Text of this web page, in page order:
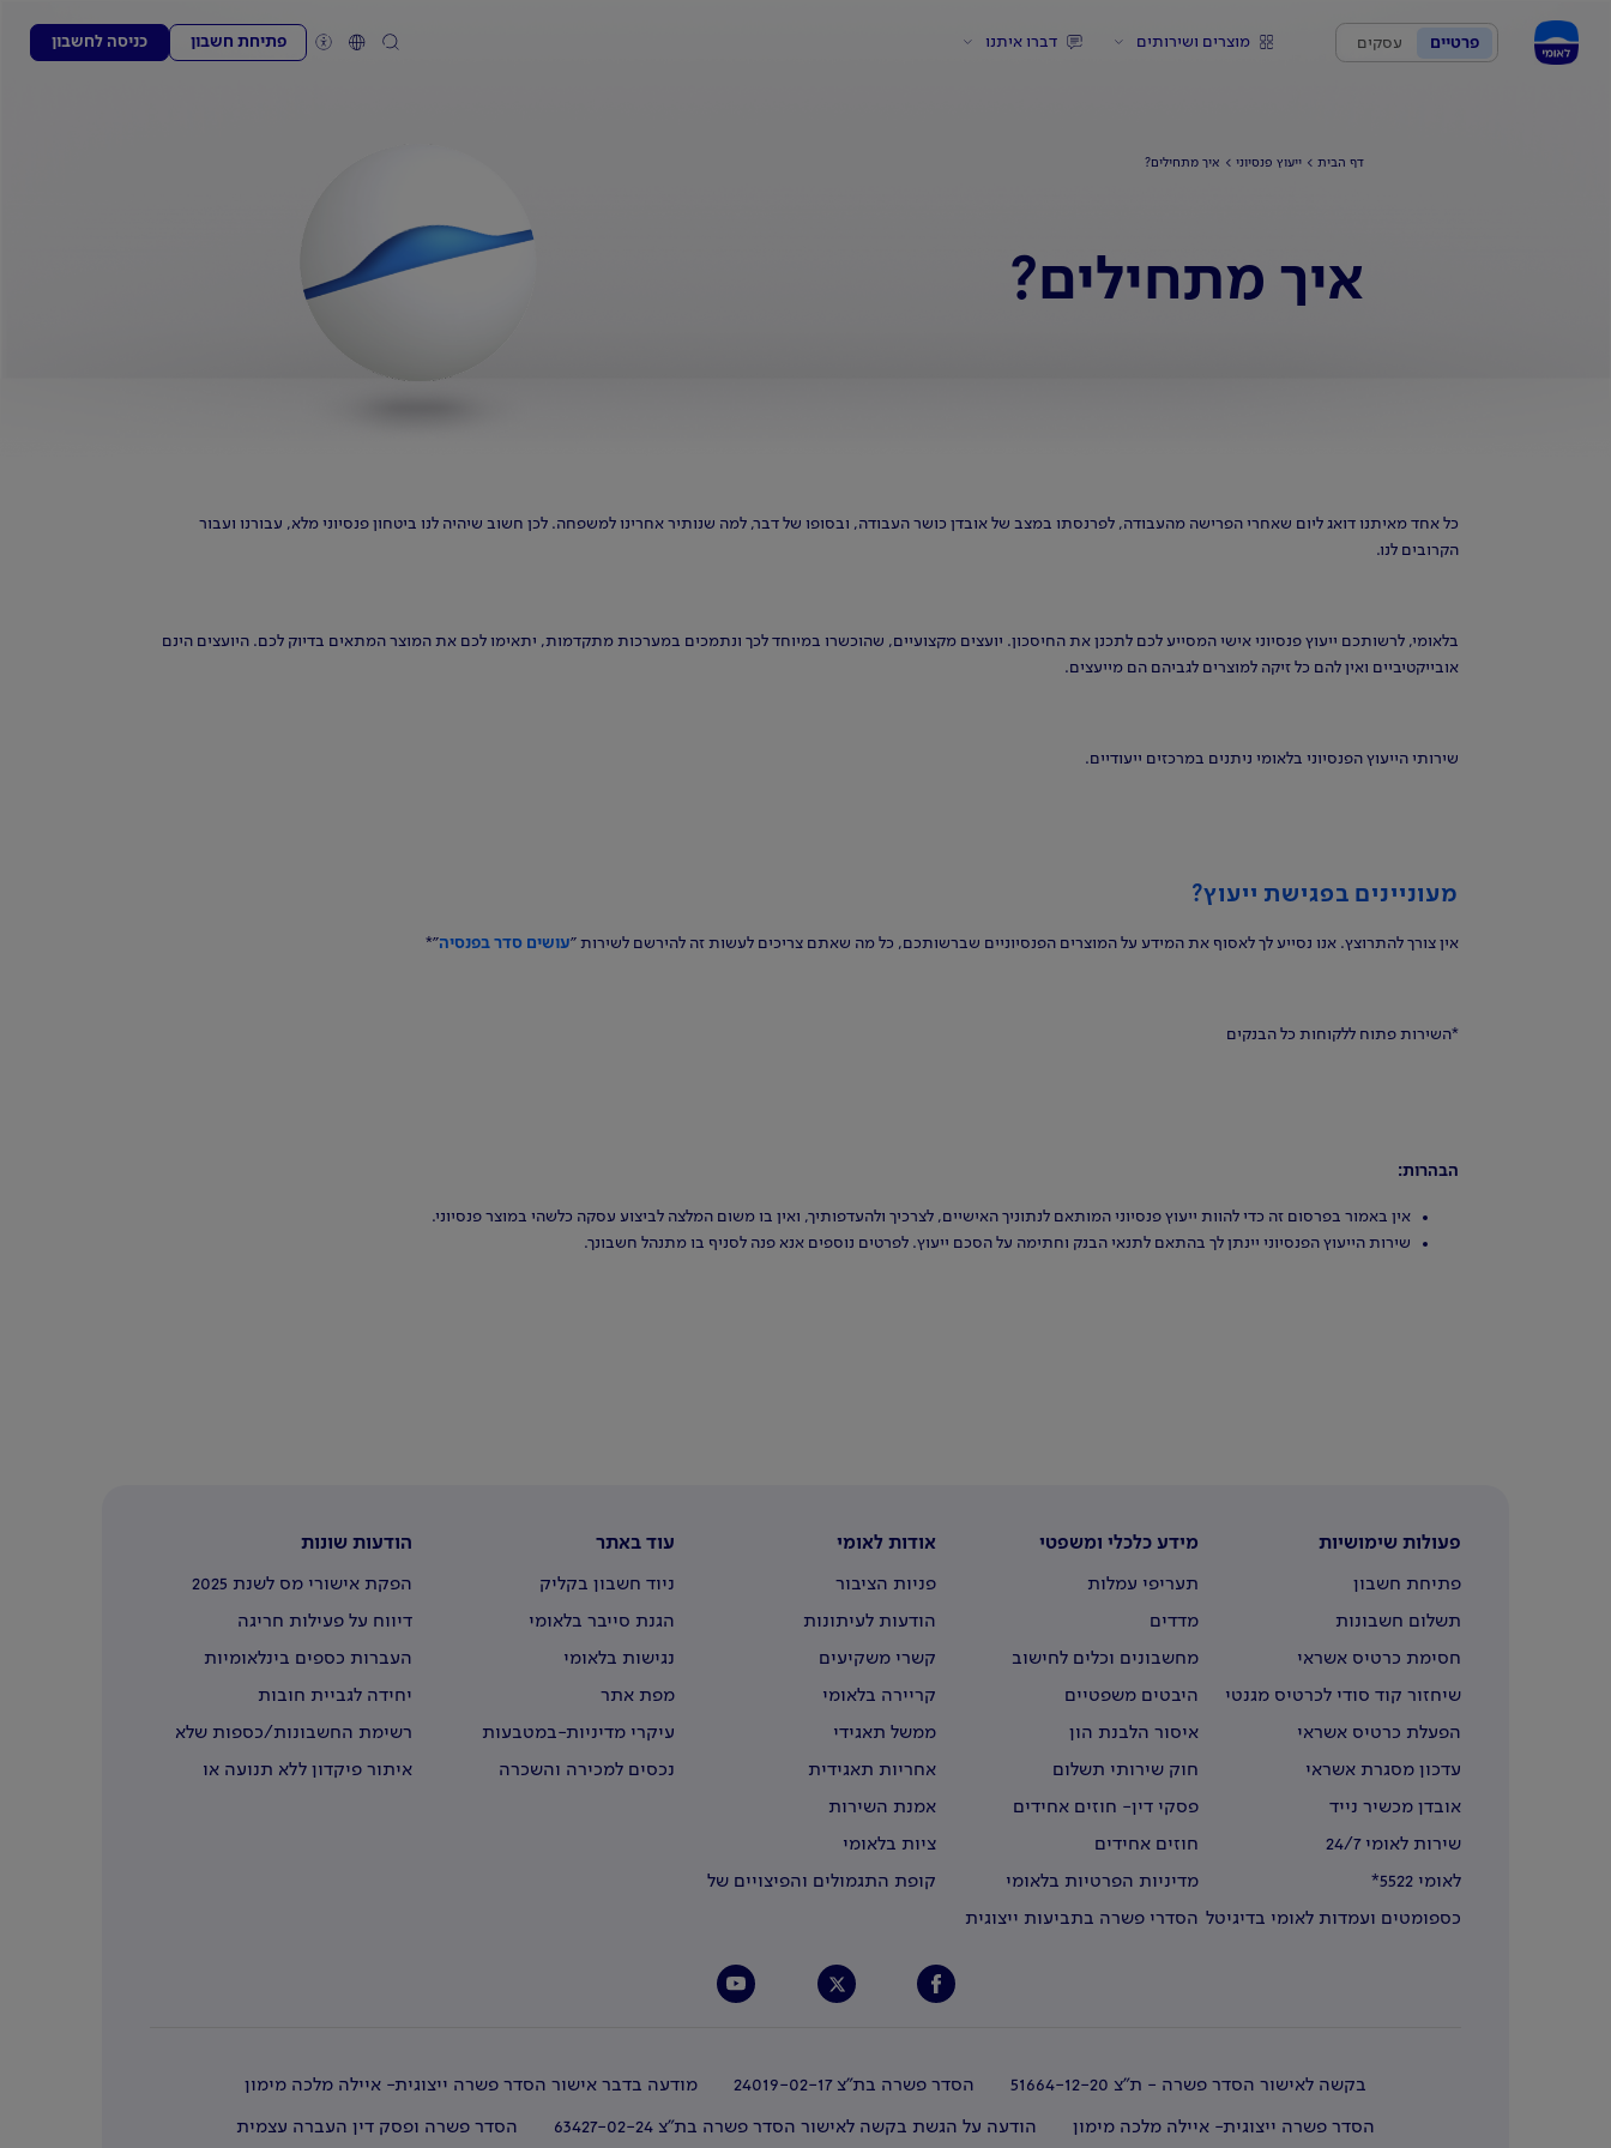
פרטיים עסקים מוצרים ושירותים דברו איתנו פתיחת חשבון כניסה לחשבון
דף הבית ייעוץ פנסיוני איך מתחילים?
איך מתחילים?
כל אחד מאיתנו דואג ליום שאחרי הפרישה מהעבודה, לפרנסתו במצב של אובדן כושר העבודה, ובסופו של דבר, למה שנותיר אחרינו למשפחה. לכן חשוב שיהיה לנו ביטחון פנסיוני מלא, עבורנו ועבור
הקרובים לנו.
בלאומי, לרשותכם ייעוץ פנסיוני אישי המסייע לכם לתכנן את החיסכון. יועצים מקצועיים, שהוכשרו במיוחד לכך ונתמכים במערכות מתקדמות, יתאימו לכם את המוצר המתאים בדיוק לכם. היועצים הינם
אובייקטיביים ואין להם כל זיקה למוצרים לגביהם הם מייעצים.
שירותי הייעוץ הפנסיוני בלאומי ניתנים במרכזים ייעודיים.
מעוניינים בפגישת ייעוץ?
אין צורך להתרוצץ. אנו נסייע לך לאסוף את המידע על המוצרים הפנסיוניים שברשותכם, כל מה שאתם צריכים לעשות זה להירשם לשירות "עושים סדר בפנסיה"*
*השירות פתוח ללקוחות כל הבנקים
הבהרות:
אין באמור בפרסום זה כדי להוות ייעוץ פנסיוני המותאם לנתוניך האישיים, לצרכיך ולהעדפותיך, ואין בו משום המלצה לביצוע עסקה כלשהי במוצר פנסיוני.
שירות הייעוץ הפנסיוני יינתן לך בהתאם לתנאי הבנק וחתימה על הסכם ייעוץ. לפרטים נוספים אנא פנה לסניף בו מתנהל חשבונך.
פעולות שימושיות
פתיחת חשבון
תשלום חשבונות
חסימת כרטיס אשראי
שיחזור קוד סודי לכרטיס מגנטי
הפעלת כרטיס אשראי
עדכון מסגרת אשראי
אובדן מכשיר נייד
שירות לאומי 24/7
לאומי 5522*
כספומטים ועמדות לאומי בדיגיטל
מידע כלכלי ומשפטי
תעריפי עמלות
מדדים
מחשבונים וכלים לחישוב
היבטים משפטיים
איסור הלבנת הון
חוק שירותי תשלום
פסקי דין- חוזים אחידים
חוזים אחידים
מדיניות הפרטיות בלאומי
הסדרי פשרה בתביעות ייצוגית
אודות לאומי
פניות הציבור
הודעות לעיתונות
קשרי משקיעים
קריירה בלאומי
ממשל תאגידי
אחריות תאגידית
אמנת השירות
ציות בלאומי
קופת התגמולים והפיצויים של
עוד באתר
ניוד חשבון בקליק
הגנת סייבר בלאומי
נגישות בלאומי
מפת אתר
עיקרי מדיניות-במטבעות
נכסים למכירה והשכרה
הודעות שונות
הפקת אישורי מס לשנת 2025
דיווח על פעילות חריגה
העברות כספים בינלאומיות
יחידה לגביית חובות
רשימת החשבונות/כספות שלא
איתור פיקדון ללא תנועה או
בקשה לאישור הסדר פשרה - ת"צ 51664-12-20 הסדר פשרה בת"צ 24019-02-17 מודעה בדבר אישור הסדר פשרה ייצוגית- איילה מלכה מימון
הסדר פשרה ייצוגית- איילה מלכה מימון הודעה על הגשת בקשה לאישור הסדר פשרה בת"צ 63427-02-24 הסדר פשרה ופסק דין העברה עצמית